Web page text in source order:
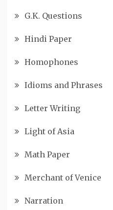
G.K. Questions
Hindi Paper
Homophones
Idioms and Phrases
Letter Writing
Light of Asia
Math Paper
Merchant of Venice
Narration